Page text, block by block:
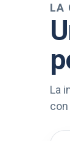
LA
La